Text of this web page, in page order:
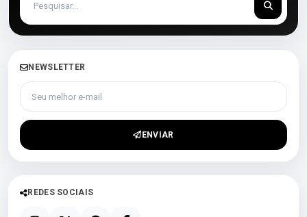
NEWSLETTER
Seu melhor e-mail
ENVIAR
REDES SOCIAIS